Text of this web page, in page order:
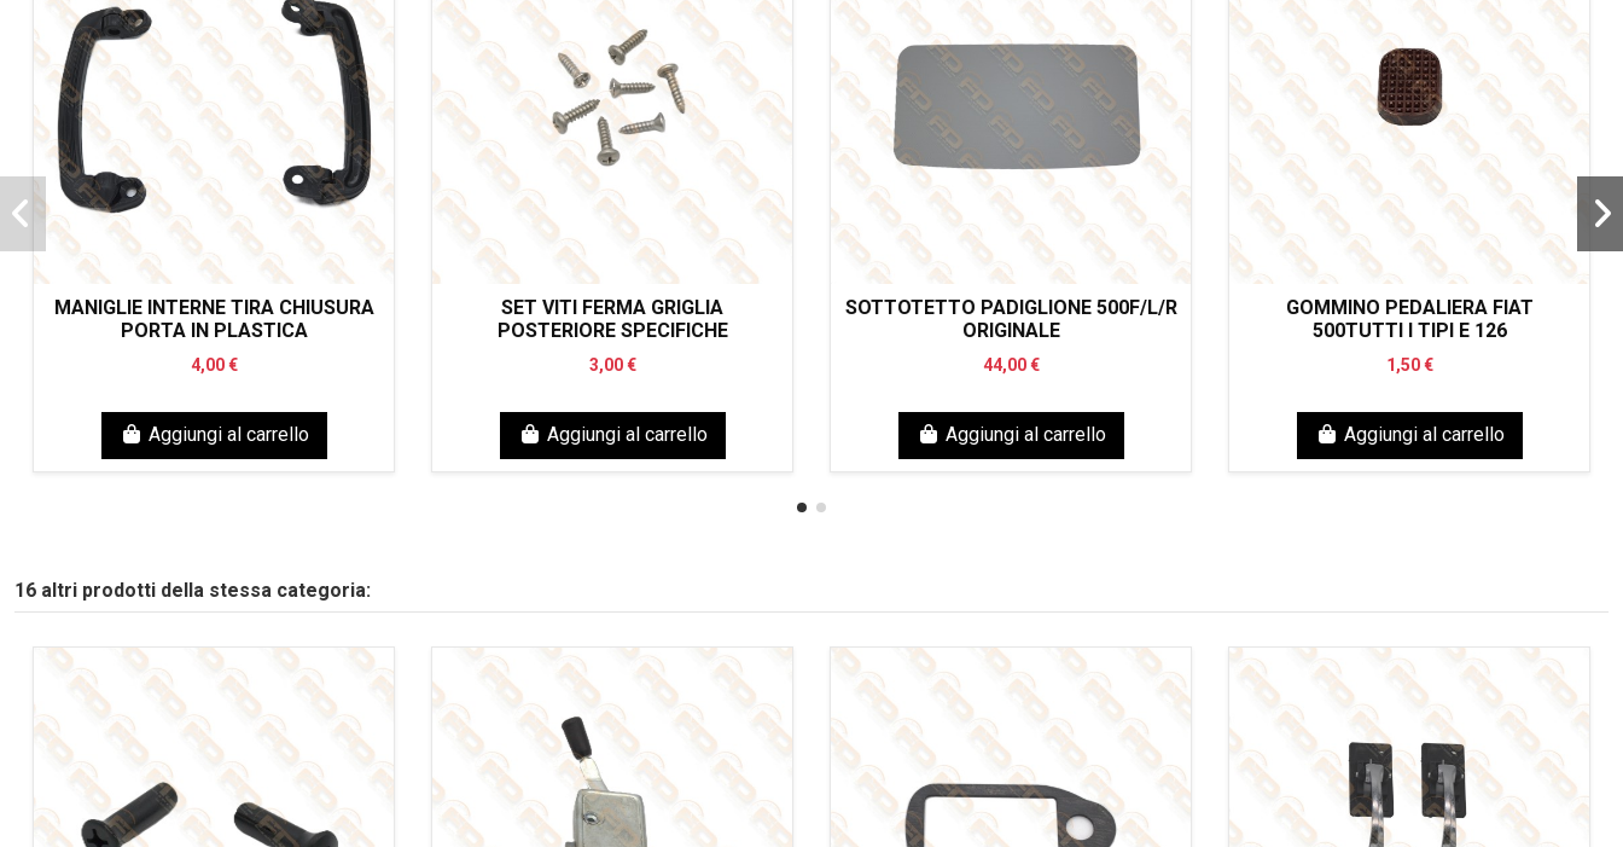
MANIGLIE INTERNE TIRA CHIUSURA
PORTA IN PLASTICA
4,00 €
Aggiungi al carrello
SET VITI FERMA GRIGLIA
POSTERIORE SPECIFICHE
3,00 €
Aggiungi al carrello
SOTTOTETTO PADIGLIONE 500F/L/R
ORIGINALE
44,00 €
Aggiungi al carrello
GOMMINO PEDALIERA FIAT
500TUTTI I TIPI E 126
1,50 €
Aggiungi al carrello
16 altri prodotti della stessa categoria: